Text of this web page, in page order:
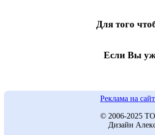
Для того
Если Вы
Реклама на
© 2006-2025
Дизайн